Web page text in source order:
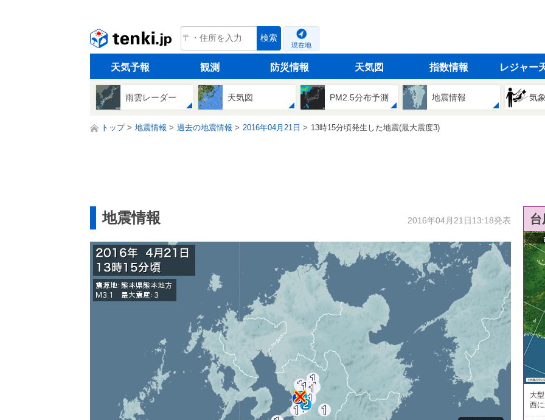
tenki.jp 検索
現在地
天気予報 観測 防災情報 天気図 指数情報 レジャー
雨雲レーダー 天気図 PM2.5分布予測 地震情報 気
トップ 地震情報 過去の地震情報 2016年04月21日 13時15分頃発生した地震(最大震度3)
地震情報 2016年04月21日13:18発表
大
西